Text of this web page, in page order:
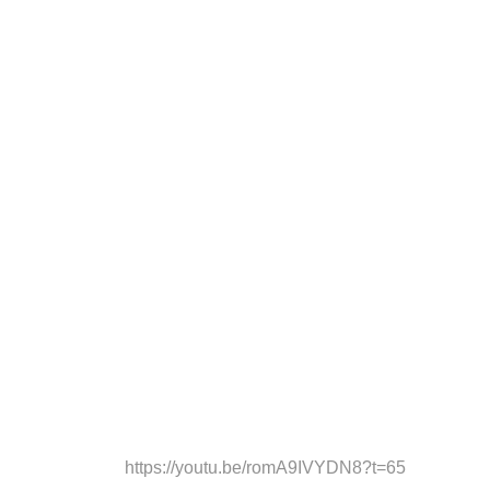
https://youtu.be/romA9IVYDN8?t=65